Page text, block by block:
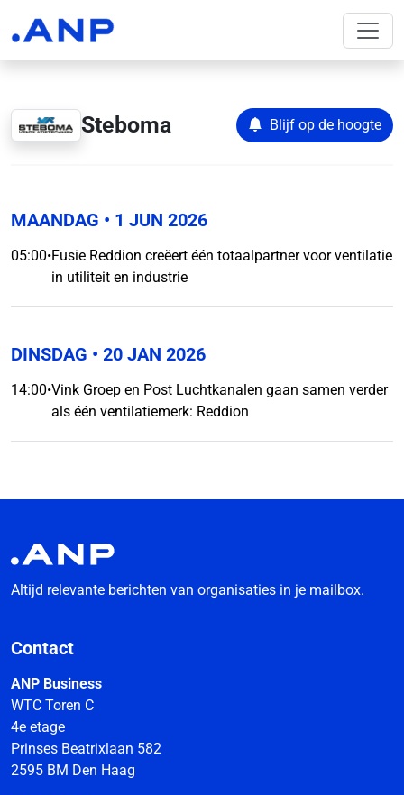
Steboma Blijf op de hoogte
MAANDAG • 1 JUN 2026
05:00•Fusie Reddion creëert één totaalpartner voor ventilatie
in utiliteit en industrie
DINSDAG • 20 JAN 2026
14:00•Vink Groep en Post Luchtkanalen gaan samen verder
als één ventilatiemerk: Reddion
Altijd relevante berichten van organisaties in je mailbox.
Contact
ANP Business
WTC Toren C
4e etage
Prinses Beatrixlaan 582
2595 BM Den Haag